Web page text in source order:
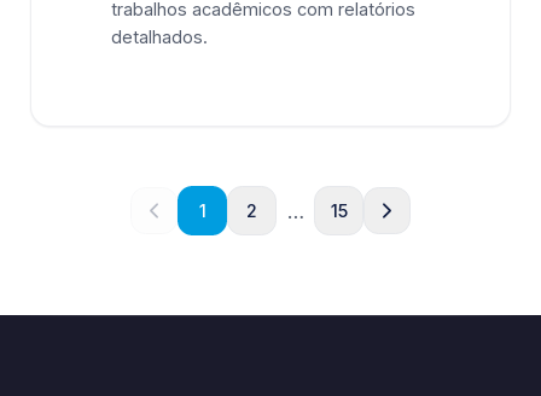
trabalhos acadêmicos com relatórios
detalhados.
1 2 … 15